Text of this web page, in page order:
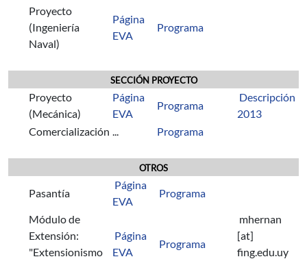
Proyecto
(Ingeniería
Naval)
Página
EVA
Programa
SECCIÓN PROYECTO
Proyecto
(Mecánica)
Página
EVA
Programa
Descripción
2013
Comercialización ... Programa
OTROS
Pasantía
Página
EVA
Programa
Módulo de
Extensión:
"Extensionismo
Página
EVA
Programa
mhernan
[at]
fing.edu.uy